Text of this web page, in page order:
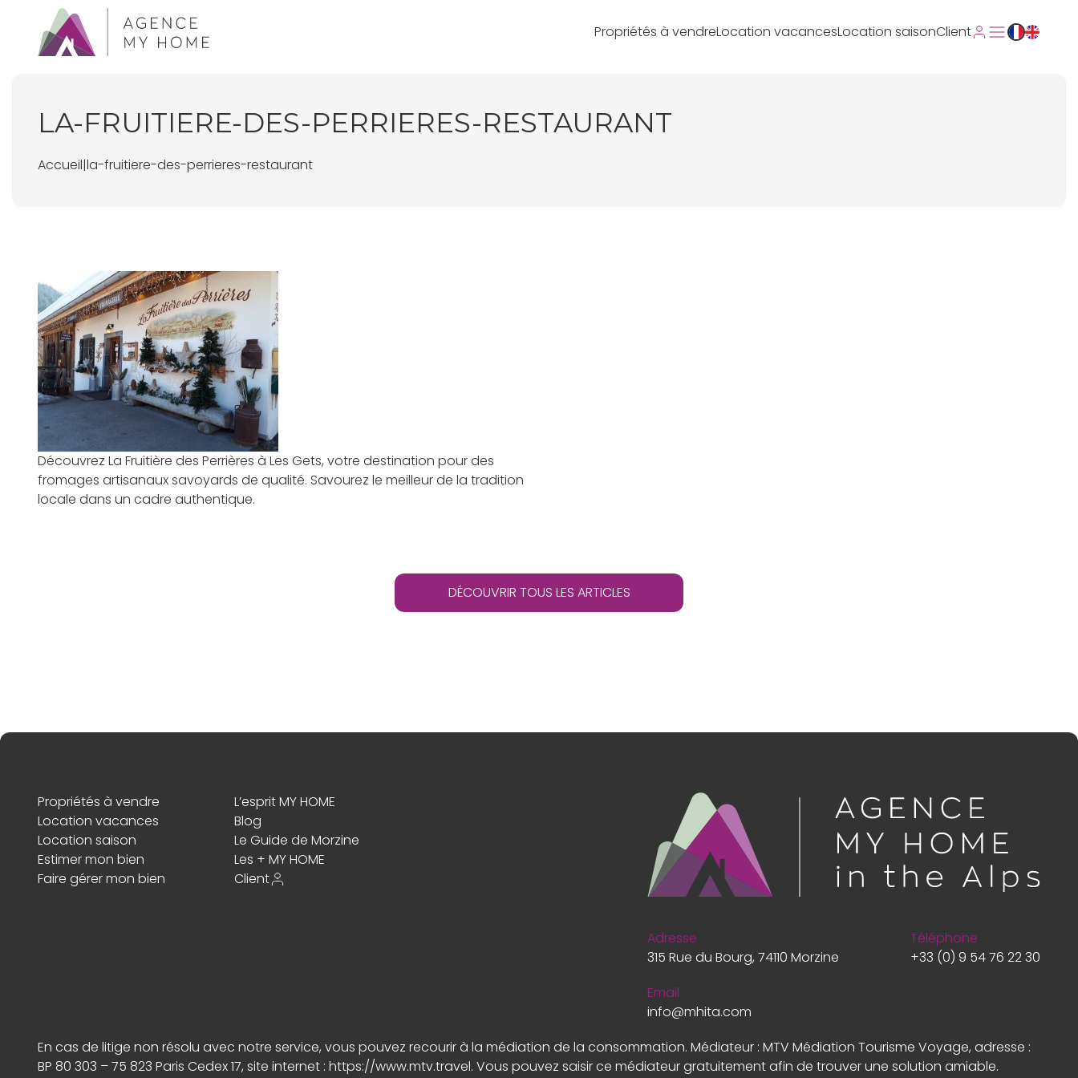
Propriétés à vendreLocation vacancesLocation saisonClient
LA-FRUITIERE-DES-PERRIERES-RESTAURANT
Accueil|la-fruitiere-des-perrieres-restaurant
Découvrez La Fruitière des Perrières à Les Gets, votre destination pour des
fromages artisanaux savoyards de qualité. Savourez le meilleur de la tradition
locale dans un cadre authentique.
DÉCOUVRIR TOUS LES ARTICLES
Propriétés à vendre
L’esprit MY HOME
Location vacances
Blog
Location saison
Le Guide de Morzine
Estimer mon bien
Les + MY HOME
Faire gérer mon bien
Client
Adresse
315 Rue du Bourg, 74110 Morzine
Téléphone
+33 (0) 9 54 76 22 30
Email
info@mhita.com
En cas de litige non résolu avec notre service, vous pouvez recourir à la médiation de la consommation. Médiateur : MTV Médiation Tourisme Voyage, adresse :
BP 80 303 – 75 823 Paris Cedex 17, site internet : https://www.mtv.travel. Vous pouvez saisir ce médiateur gratuitement afin de trouver une solution amiable.